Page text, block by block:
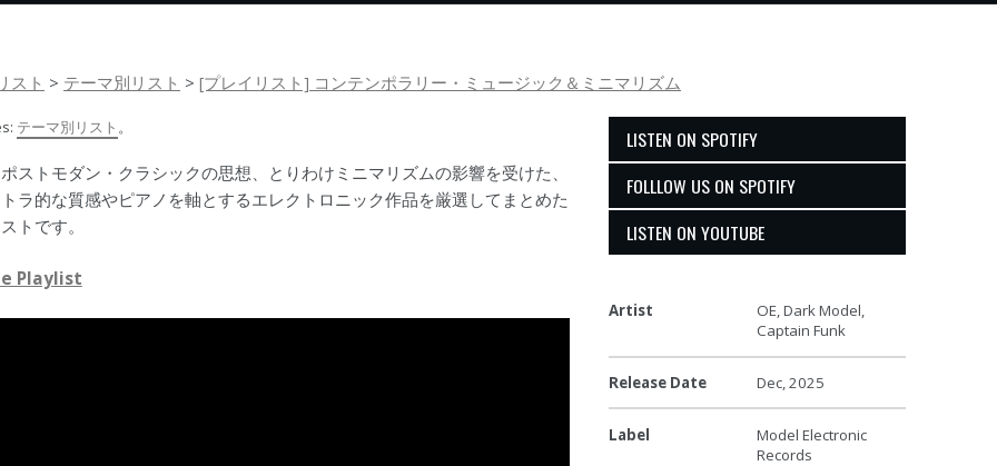
スト > テーマ別リスト > [プレイリスト] コンテンポラリー・ミュージック＆ミニマリズム
テーマ別リスト 。
ストモダン・クラシックの思想、とりわけミニマリズムの影響を受けた、
ラ的な質感やピアノを軸とするエレクトロニック作品を厳選してまとめた
トです。
Playlist
LISTEN ON SPOTIFY
FOLLLOW US ON SPOTIFY
LISTEN ON YOUTUBE
Artist
OE, Dark Model,
Captain Funk
Release Date Dec, 2025
Label
Model Electronic
Records